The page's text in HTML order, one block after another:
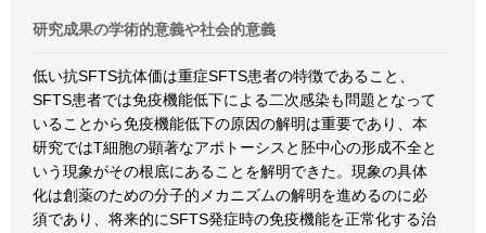
研究成果の学術的意義や社会的意義
低い抗SFTS抗体価は重症SFTS患者の特徴であること、
SFTS患者では免疫機能低下による二次感染も問題となって
いることから免疫機能低下の原因の解明は重要であり、本
研究ではT細胞の顕著なアポトーシスと胚中心の形成不全と
いう現象がその根底にあることを解明できた。現象の具体
化は創薬のための分子的メカニズムの解明を進めるのに必
須であり、将来的にSFTS発症時の免疫機能を正常化する治